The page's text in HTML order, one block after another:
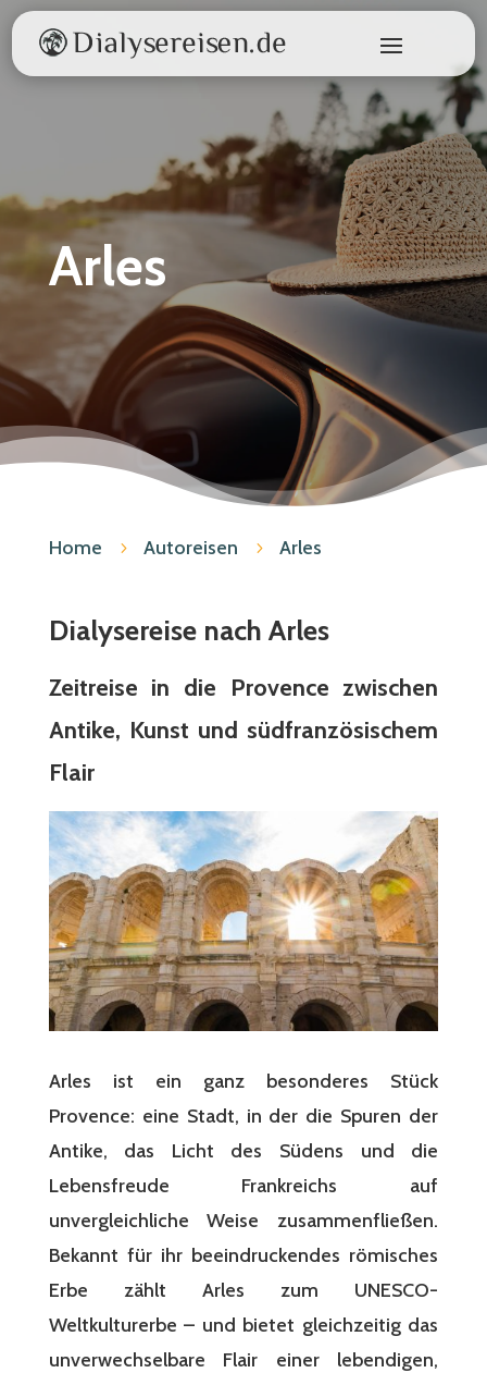
Arles
Home 5 Autoreisen 5 Arles
Dialysereise nach Arles
Zeitreise in die Provence zwischen
Antike, Kunst und südfranzösischem
Flair
Arles ist ein ganz besonderes Stück
Provence: eine Stadt, in der die Spuren der
Antike, das Licht des Südens und die
Lebensfreude Frankreichs auf
unvergleichliche Weise zusammenfließen.
Bekannt für ihr beeindruckendes römisches
Erbe zählt Arles zum UNESCO-
Weltkulturerbe – und bietet gleichzeitig das
unverwechselbare Flair einer lebendigen,